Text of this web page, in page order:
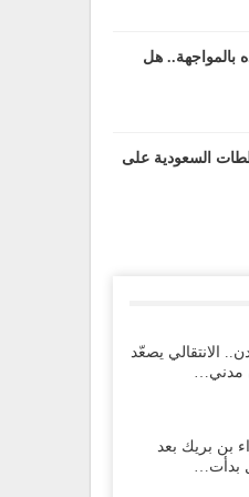
بالمواجهة.. هل
السعودية على
يمنية بالإطاحة
إضراب يشل
الانتقالي يصعّد
مدني…
بن بريك بعد
بدأت…